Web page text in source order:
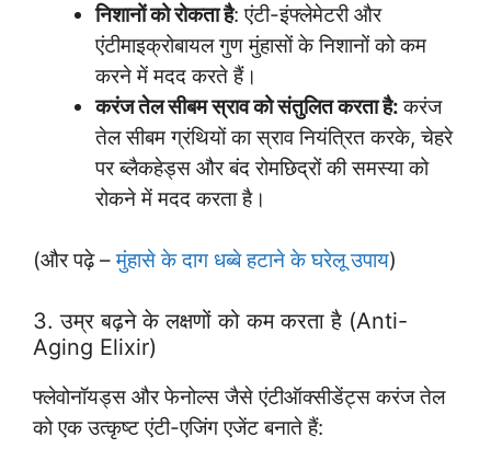
निशानों को रोकता है: एंटी-इंफ्लेमेटरी और
एंटीमाइक्रोबायल गुण मुंहासों के निशानों को कम
करने में मदद करते हैं।
करंज तेल सीबम स्राव को संतुलित करता है:करंज
तेल सीबम ग्रंथियों का स्राव नियंत्रित करके, चेहरे
पर ब्लैकहेड्स और बंद रोमछिद्रों की समस्या को
रोकने में मदद करता है।
(और पढ़े –मुंहासे के दाग धब्बे हटाने के घरेलू उपाय)
3. उम्र बढ़ने के लक्षणों को कम करता है (Anti-
Aging Elixir)
फ्लेवोनॉयड्स और फेनोल्स जैसे एंटीऑक्सीडेंट्स करंज तेल
को एक उत्कृष्ट एंटी-एजिंग एजेंट बनाते हैं: